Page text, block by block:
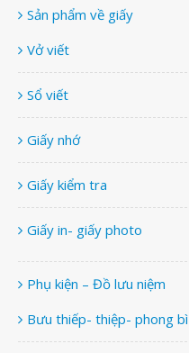
Sản phẩm về giấy
Vở viết
Sổ viết
Giấy nhớ
Giấy kiểm tra
Giấy in- giấy photo
Phụ kiện – Đồ lưu niệm
Bưu thiếp- thiệp- phong bì